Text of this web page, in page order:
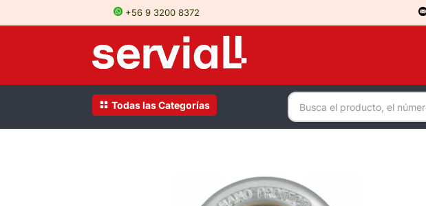
+56 9 3200 8372
Todas las Categorías